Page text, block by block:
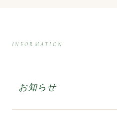
INFORMATION
お知らせ